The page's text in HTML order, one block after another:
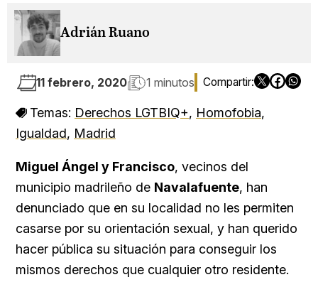
Adrián Ruano
11 febrero, 2020 1 minutos
Temas: Derechos LGTBIQ+, Homofobia,
Igualdad, Madrid
Miguel Ángel y Francisco, vecinos del
municipio madrileño de Navalafuente, han
denunciado que en su localidad no les permiten
casarse por su orientación sexual, y han querido
hacer pública su situación para conseguir los
mismos derechos que cualquier otro residente.